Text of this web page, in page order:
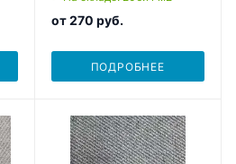
от270 руб.
ПОДРОБНЕЕ